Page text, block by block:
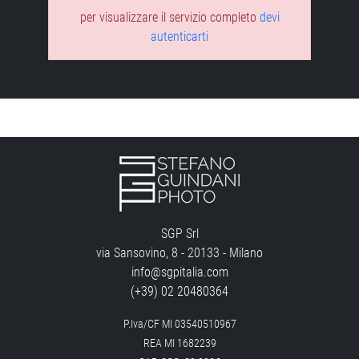
per visualizzare il servizio completo devi
autenticarti
SGP Srl
via Sansovino, 8 - 20133 - Milano
info@sgpitalia.com
(+39) 02 20480364
P.Iva/CF MI 03540510967
REA MI 1682239